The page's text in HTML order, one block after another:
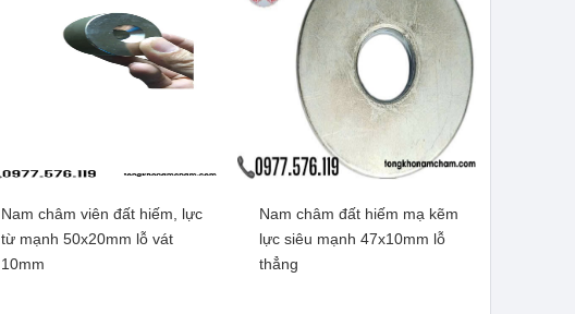
Nam châm viên đất hiếm khối
Nam châm viên đất hiếm, lực
từ mạnh 30x15x5mm có 2 lỗ
Nam châm viên đất hiếm, lực
từ mạnh 50x20mm lỗ vát
10mm
Nam châm đất hiếm mạ kẽm
lực siêu mạnh 47x10mm lỗ
thẳng